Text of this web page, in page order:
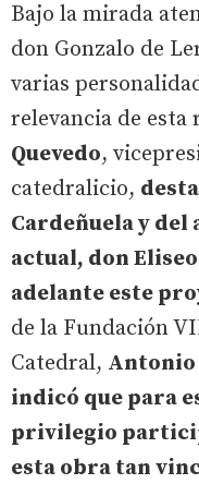
Bajo la mirada
don Gonzalo de
varias
relevancia de
Quevedo,
catedralicio,
Cardeñuela y
actual, don
adelante este
de la Fundación
Catedral, Antonio
indicó que para
privilegio
esta obra tan